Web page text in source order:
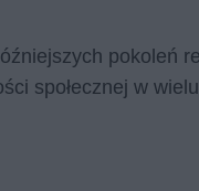
po­ko­leń
spo­łecz­nej w